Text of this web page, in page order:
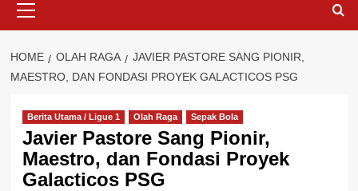
Menu
HOME OLAH RAGA
JAVIER PASTORE SANG PIONIR,
MAESTRO, DAN FONDASI PROYEK GALACTICOS PSG
Berita Utama / Ligue 1 Olah Raga Sepak Bola
Javier Pastore Sang Pionir,
Maestro, dan Fondasi Proyek
Galacticos PSG